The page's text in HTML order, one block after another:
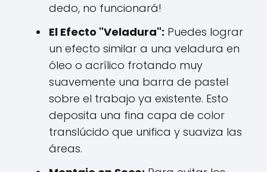
dedo, no funcionará!
El Efecto "Veladura": Puedes lograr
un efecto similar a una veladura en
óleo o acrílico frotando muy
suavemente una barra de pastel
sobre el trabajo ya existente. Esto
deposita una fina capa de color
translúcido que unifica y suaviza las
áreas.